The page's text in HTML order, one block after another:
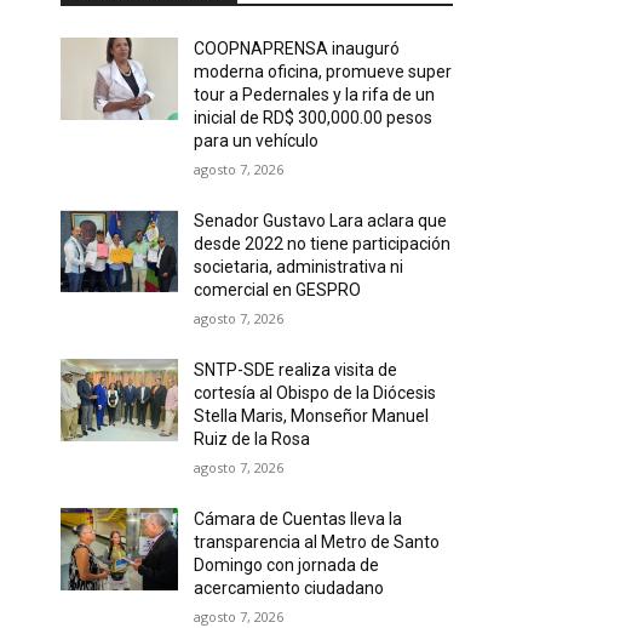
COOPNAPRENSA inauguró
moderna oficina, promueve super
tour a Pedernales y la rifa de un
inicial de RD$ 300,000.00 pesos
para un vehículo
agosto 7, 2026
Senador Gustavo Lara aclara que
desde 2022 no tiene participación
societaria, administrativa ni
comercial en GESPRO
agosto 7, 2026
SNTP-SDE realiza visita de
cortesía al Obispo de la Diócesis
Stella Maris, Monseñor Manuel
Ruiz de la Rosa
agosto 7, 2026
Cámara de Cuentas lleva la
transparencia al Metro de Santo
Domingo con jornada de
acercamiento ciudadano
agosto 7, 2026